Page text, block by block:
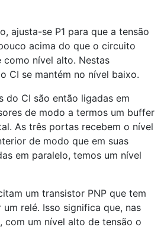
ajusta-se P1 para que a tensão
acima do que o circuito
como nível alto. Nestas
CI se mantém no nível baixo.
do CI são então ligadas em
de modo a termos um buffer
As três portas recebem o nível
de modo que em suas
em paralelo, temos um nível
um transistor PNP que tem
relé. Isso significa que, nas
com um nível alto de tensão o